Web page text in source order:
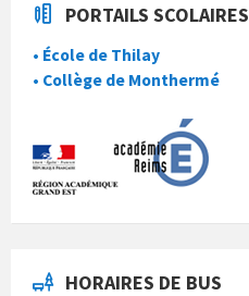
PORTAILS SCOLAIRES
• École de Thilay
• Collège de Monthermé
HORAIRES DE BUS